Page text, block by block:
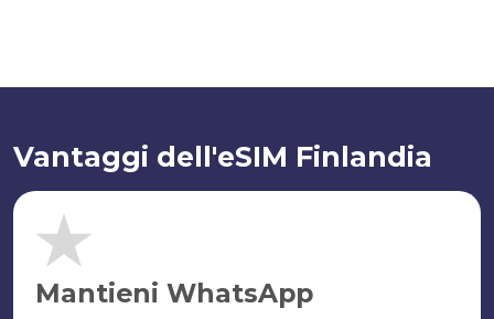
Vantaggi dell'eSIM Finlandia
Mantieni WhatsApp